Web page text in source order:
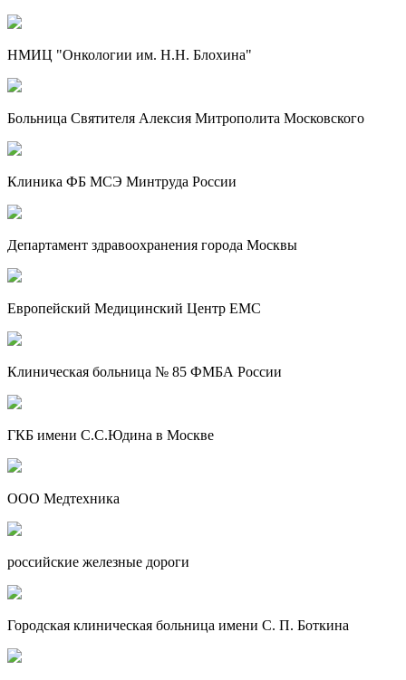
НМИЦ "Онкологии им. Н.Н. Блохина"
Больница Святителя Алексия Митрополита Московского
Клиника ФБ МСЭ Минтруда России
Департамент здравоохранения города Москвы
Европейский Медицинский Центр EMC
Клиническая больница № 85 ФМБА России
ГКБ имени С.С.Юдина в Москве
ООО Медтехника
российские железные дороги
Городская клиническая больница имени С. П. Боткина